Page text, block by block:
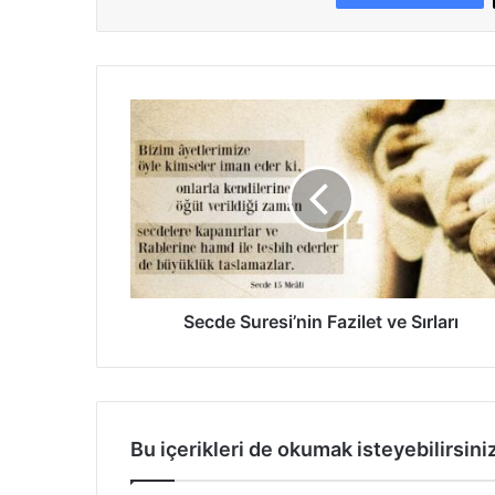
S
d
e
S
u
e
’
F
a
Secde Suresi’nin Fazilet ve Sırları
Bu içerikleri de okumak